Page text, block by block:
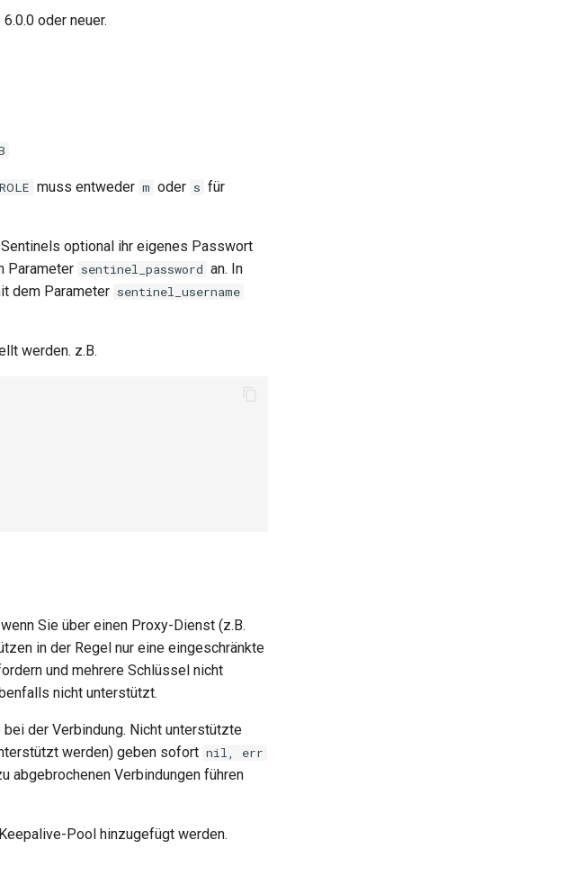
oder neuer.
ROLE muss entweder m oder s für
optional ihr eigenes Passwort
Parameter sentinel_password an. In
dem Parameter sentinel_username
werden. z.B.
Sie über einen Proxy-Dienst (z.B.
in der Regel nur eine eingeschränkte
und mehrere Schlüssel nicht
nicht unterstützt.
der Verbindung. Nicht unterstützte
werden) geben sofort nil, err
abgebrochenen Verbindungen führen
Pool hinzugefügt werden.